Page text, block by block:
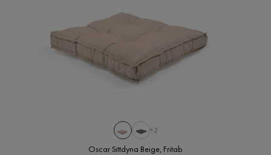
+2
Oscar Sittdyna Beige, Fritab